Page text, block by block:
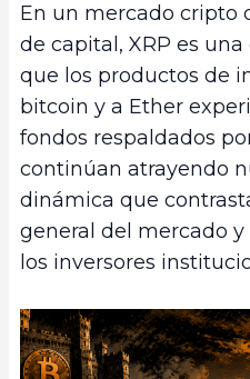
En un mercado cripto
de capital, XRP es
que los productos de
bitcoin y a Ether
fondos respaldados
continúan atrayendo
dinámica que
general del mercado
los inversores